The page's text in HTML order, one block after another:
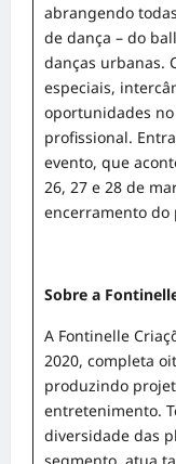
abrangendo
de dança – do
danças urbanas.
especiais,
oportunidades
profissional.
evento, que
26, 27 e 28 de
encerramento do
Sobre a
A Fontinelle
2020, completa
produzindo
entretenimento.
diversidade das